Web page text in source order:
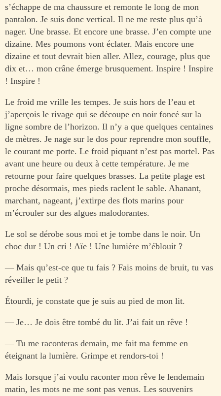
s’échappe de ma chaussure et remonte le long de mon
pantalon. Je suis donc vertical. Il ne me reste plus qu’à
nager. Une brasse. Et encore une brasse. J’en compte une
dizaine. Mes poumons vont éclater. Mais encore une
dizaine et tout devrait bien aller. Allez, courage, plus que
dix et… mon crâne émerge brusquement. Inspire ! Inspire
! Inspire !
Le froid me vrille les tempes. Je suis hors de l’eau et
j’aperçois le rivage qui se découpe en noir foncé sur la
ligne sombre de l’horizon. Il n’y a que quelques centaines
de mètres. Je nage sur le dos pour reprendre mon souffle,
le courant me porte. Le froid piquant n’est pas mortel. Pas
avant une heure ou deux à cette température. Je me
retourne pour faire quelques brasses. La petite plage est
proche désormais, mes pieds raclent le sable. Ahanant,
marchant, nageant, j’extirpe des flots marins pour
m’écrouler sur des algues malodorantes.
Le sol se dérobe sous moi et je tombe dans le noir. Un
choc dur ! Un cri ! Aïe ! Une lumière m’éblouit ?
— Mais qu’est-ce que tu fais ? Fais moins de bruit, tu vas
réveiller le petit ?
Étourdi, je constate que je suis au pied de mon lit.
— Je… Je dois être tombé du lit. J’ai fait un rêve !
— Tu me raconteras demain, me fait ma femme en
éteignant la lumière. Grimpe et rendors-toi !
Mais lorsque j’ai voulu raconter mon rêve le lendemain
matin, les mots ne me sont pas venus. Les souvenirs